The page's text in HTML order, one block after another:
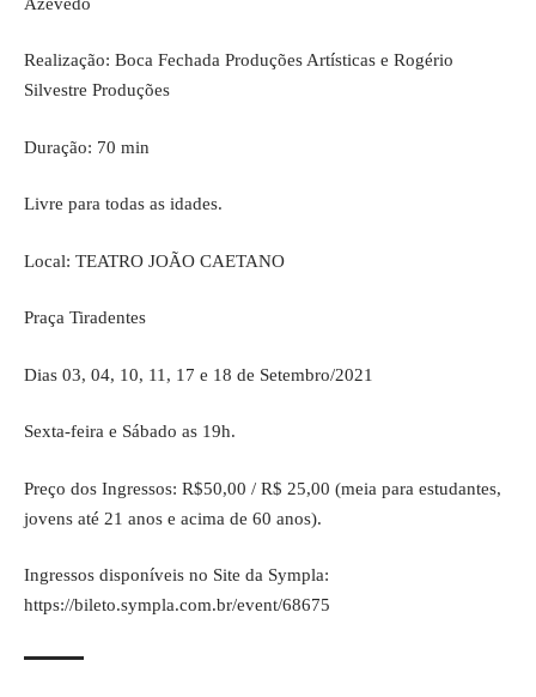
Realização: Boca Fechada Produções Artísticas e Rogério
Silvestre Produções
Duração: 70 min
Livre para todas as idades.
Local: TEATRO JOÃO CAETANO
Praça Tiradentes
Dias 03, 04, 10, 11, 17 e 18 de Setembro/2021
Sexta-feira e Sábado as 19h.
Preço dos Ingressos: R$50,00 / R$ 25,00 (meia para estudantes,
jovens até 21 anos e acima de 60 anos).
Ingressos disponíveis no Site da Sympla:
https://bileto.sympla.com.br/event/68675